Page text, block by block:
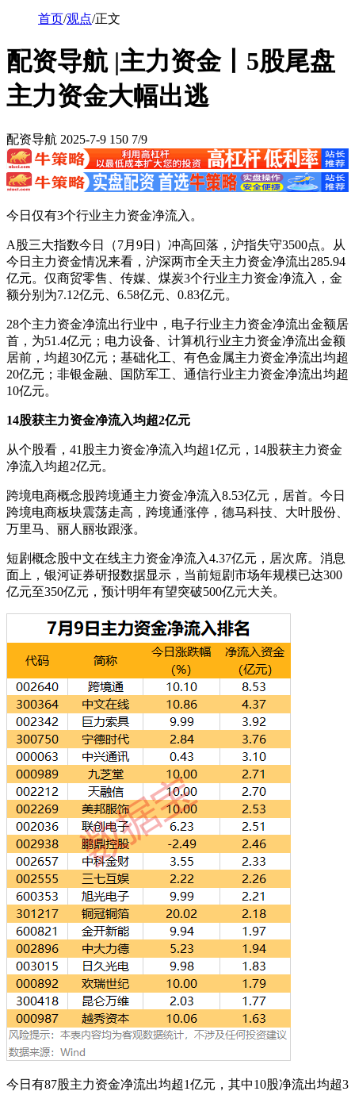
首页/观点/正文
配资导航 |主力资金丨5股尾盘
主力资金大幅出逃
配资导航 2025-7-9 150 7/9
今日仅有3个行业主力资金净流入。
A股三大指数今日（7月9日）冲高回落，沪指失守3500点。从
今日主力资金情况来看，沪深两市全天主力资金净流出285.94
亿元。仅商贸零售、传媒、煤炭3个行业主力资金净流入，金
额分别为7.12亿元、6.58亿元、0.83亿元。
28个主力资金净流出行业中，电子行业主力资金净流出金额居
首，为51.4亿元；电力设备、计算机行业主力资金净流出金额
居前，均超30亿元；基础化工、有色金属主力资金净流出均超
20亿元；非银金融、国防军工、通信行业主力资金净流出均超
10亿元。
14股获主力资金净流入均超2亿元
从个股看，41股主力资金净流入均超1亿元，14股获主力资金
净流入均超2亿元。
跨境电商概念股跨境通主力资金净流入8.53亿元，居首。今日
跨境电商板块震荡走高，跨境通涨停，德马科技、大叶股份、
万里马、丽人丽妆跟涨。
短剧概念股中文在线主力资金净流入4.37亿元，居次席。消息
面上，银河证券研报数据显示，当前短剧市场年规模已达300
亿元至350亿元，预计明年有望突破500亿元大关。
今日有87股主力资金净流出均超1亿元，其中10股净流出均超3